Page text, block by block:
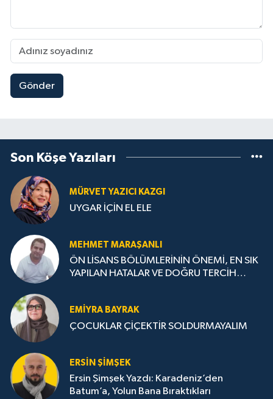
Gönder
Son Köşe Yazıları
MÜRVET YAZICI KAZGI
UYGAR İÇİN EL ELE
MEHMET MARAŞANLI
ÖN LİSANS BÖLÜMLERİNİN ÖNEMİ, EN SIK
YAPILAN HATALAR VE DOĞRU TERCİH
EMIYRA BAYRAK
ÇOCUKLAR ÇİÇEKTİR SOLDURMAYALIM
ERSIN ŞIMŞEK
Ersin Şimşek Yazdı: Karadeniz’den
Batum’a, Yolun Bana Bıraktıkları